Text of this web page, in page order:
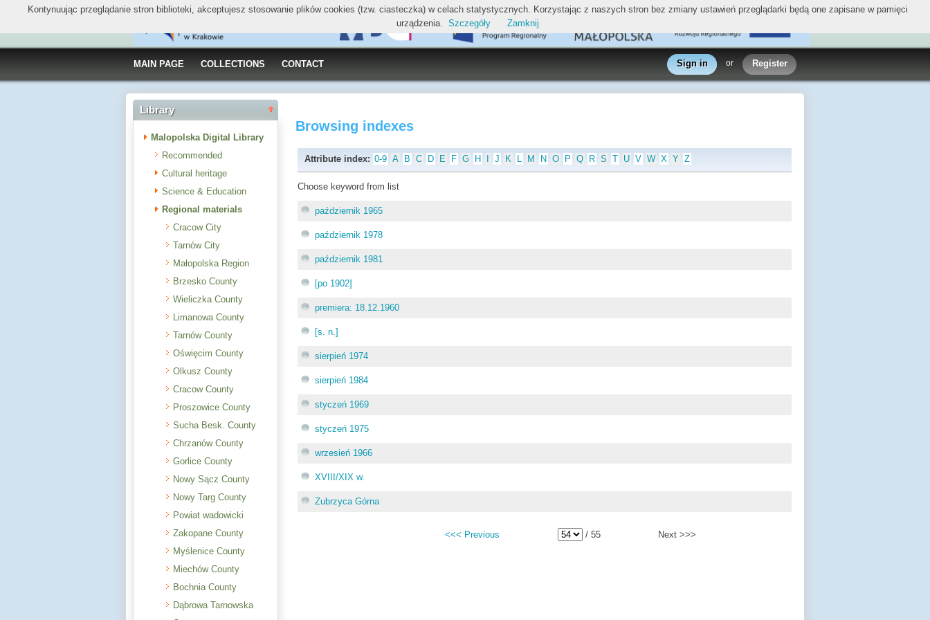
MAIN PAGE COLLECTIONS CONTACT Sign in or Register
Library
Malopolska Digital Library
Recommended
Cultural heritage
Science & Education
Regional materials
Cracow City
Tarnów City
Małopolska Region
Brzesko County
Wieliczka County
Limanowa County
Tarnów County
Oświęcim County
Olkusz County
Cracow County
Proszowice County
Sucha Besk. County
Chrzanów County
Gorlice County
Nowy Sącz County
Nowy Targ County
Powiat wadowicki
Zakopane County
Myślenice County
Miechów County
Bochnia County
Dąbrowa Tarnowska
Browsing indexes
Attribute index: 0-9 A B C D E F G H J K L M N O P Q R S T U V W X Y Z
Choose keyword from list
październik 1965
październik 1978
październik 1981
[po 1902]
premiera: 18.12.1960
[s. n.]
sierpień 1974
sierpień 1984
styczeń 1969
styczeń 1975
wrzesień 1966
XVIII/XIX w.
Zubrzyca Górna
<<< Previous / 55 Next >>>
Kontynuując przeglądanie stron biblioteki, akceptujesz stosowanie plików cookies (tzw. ciasteczka) w celach statystycznych. Korzystając z naszych stron bez zmiany ustawień przeglądarki będą one zapisane w pamięci
urządzenia. Szczegóły Zamknij